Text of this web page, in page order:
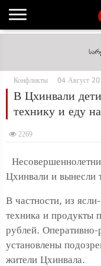
Конфликты 04 Август
В Цхинвали
технику и еду
2269
Цхинвали и вынесли
В частности, из
техника и продукты
рублей.
установлены
жители Цхинвала.